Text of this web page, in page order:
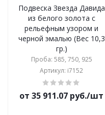
Подвеска Звезда Давида
из белого золота с
рельефным узором и
черной эмалью (Вес 10,3
гр.)
Проба: 585, 750, 925
Артикул: i7152
от 35 911.07 руб./шт